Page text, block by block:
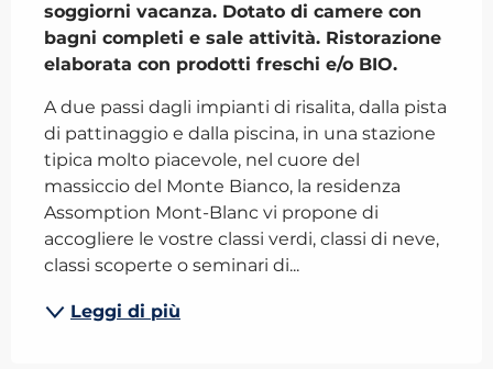
soggiorni vacanza. Dotato di camere con
bagni completi e sale attività. Ristorazione
elaborata con prodotti freschi e/o BIO.
A due passi dagli impianti di risalita, dalla pista
di pattinaggio e dalla piscina, in una stazione
tipica molto piacevole, nel cuore del
massiccio del Monte Bianco, la residenza
Assomption Mont-Blanc vi propone di
accogliere le vostre classi verdi, classi di neve,
classi scoperte o seminari di...
Leggi di più